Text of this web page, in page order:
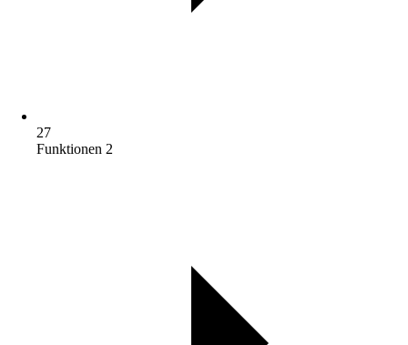
27
Funktionen 2